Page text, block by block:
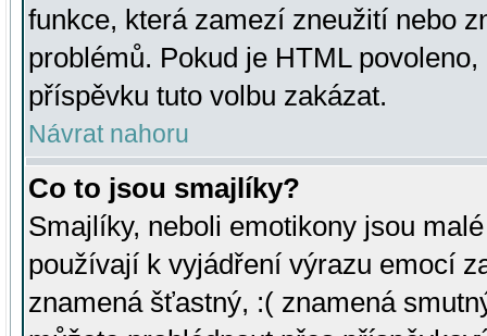
funkce, která zamezí zneužití nebo
problémů. Pokud je HTML
příspěvku tuto volbu zakázat.
Návrat nahoru
Co to jsou smajlíky?
Smajlíky, neboli emotikony jsou
používají k vyjádření výrazu emocí
znamená šťastný, :( znamená